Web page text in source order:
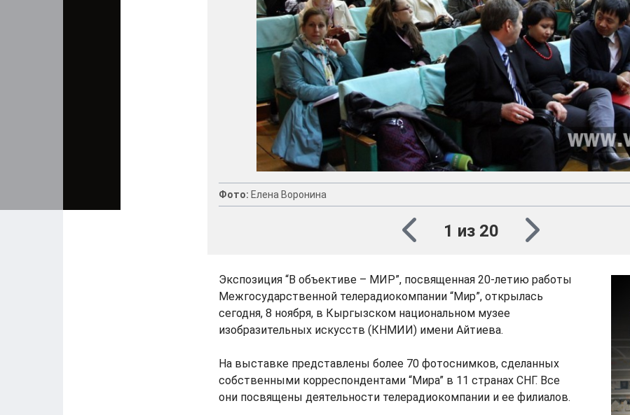
Фото: Елена Воронина
1 из 20
Экспозиция “В объективе – МИР”, посвященная 20-летию работы
Межгосударственной телерадиокомпании “Мир”, открылась
сегодня, 8 ноября, в Кыргызском национальном музее
изобразительных искусств (КНМИИ) имени Айтиева.
На выставке представлены более 70 фотоснимков, сделанных
собственными корреспондентами “Мира” в 11 странах СНГ. Все
они посвящены деятельности телерадиокомпании и ее филиалов.